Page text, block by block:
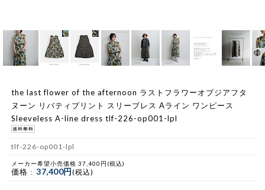
the last flower of the afternoon ラストフラワーオブジアフタ
ヌーン リバティプリント スリーブレス Aライン ワンピース
Sleeveless A-line dress tlf-226-op001-lpl
tlf-226-op001-lpl
メーカー希望小売価格 37,400円(税込)
価格 : 37,400円(税込)